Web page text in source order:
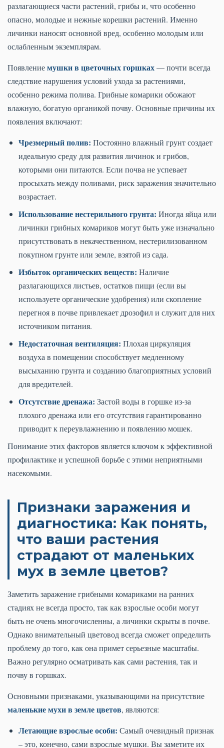
разлагающиеся части растений, грибы и, что особенно
опасно, молодые и нежные корешки растений. Именно
личинки наносят основной вред, особенно молодым или
ослабленным экземплярам.
Появлениемушки в цветочных горшках— почти всегда
следствие нарушения условий ухода за растениями,
особенно режима полива. Грибные комарики обожают
влажную, богатую органикой почву. Основные причины их
появления включают:
Чрезмерный полив: Постоянно влажный грунт создает
идеальную среду для развития личинок и грибов,
которыми они питаются. Если почва не успевает
просыхать между поливами, риск заражения значительно
возрастает.
Использование нестерильного грунта: Иногда яйца или
личинки грибных комариков могут быть уже изначально
присутствовать в некачественном, нестерилизованном
покупном грунте или земле, взятой из сада.
Избыток органических веществ: Наличие
разлагающихся листьев, остатков пищи (если вы
используете органические удобрения) или скопление
перегноя в почве привлекает дрозофил и служит для них
источником питания.
Недостаточная вентиляция: Плохая циркуляция
воздуха в помещении способствует медленному
высыханию грунта и созданию благоприятных условий
для вредителей.
Отсутствие дренажа: Застой воды в горшке из-за
плохого дренажа или его отсутствия гарантированно
приводит к переувлажнению и появлению мошек.
Понимание этих факторов является ключом к эффективной
профилактике и успешной борьбе с этими неприятными
насекомыми.
Признаки заражения и
диагностика: Как понять,
что ваши растения
страдают от маленьких
мух в земле цветов?
Заметить заражение грибными комариками на ранних
стадиях не всегда просто, так как взрослые особи могут
быть не очень многочисленны, а личинки скрыты в почве.
Однако внимательный цветовод всегда сможет определить
проблему до того, как она примет серьезные масштабы.
Важно регулярно осматривать как сами растения, так и
почву в горшках.
Основными признаками, указывающими на присутствие
маленькие мухи в земле цветов, являются:
Летающие взрослые особи: Самый очевидный признак
– это, конечно, сами взрослые мушки. Вы заметите их